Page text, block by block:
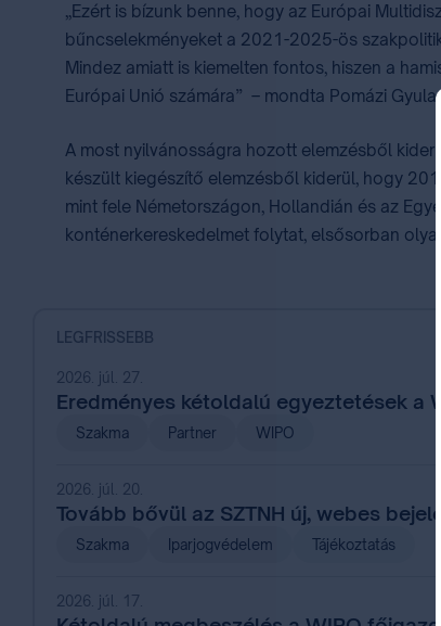
„Ezért is bízunk benne, hogy az Európai
bűncselekményeket a 2021-2025-ös
Mindez amiatt is kiemelten fontos, hiszen a
Európai Unió számára” – mondta Pomázi Gyula.
A most nyilvánosságra hozott elemzésből
készült kiegészítő elemzésből kiderül, hogy
mint fele Németországon, Hollandián és az
konténerkereskedelmet folytat, elsősorban
LEGFRISSEBB
2026. júl. 27.
Eredményes kétoldalú egyeztetések a
Szakma Partner WIPO
2026. júl. 20.
Tovább bővül az SZTNH új, webes
Szakma Iparjogvédelem Tájékoztatás
2026. júl. 17.